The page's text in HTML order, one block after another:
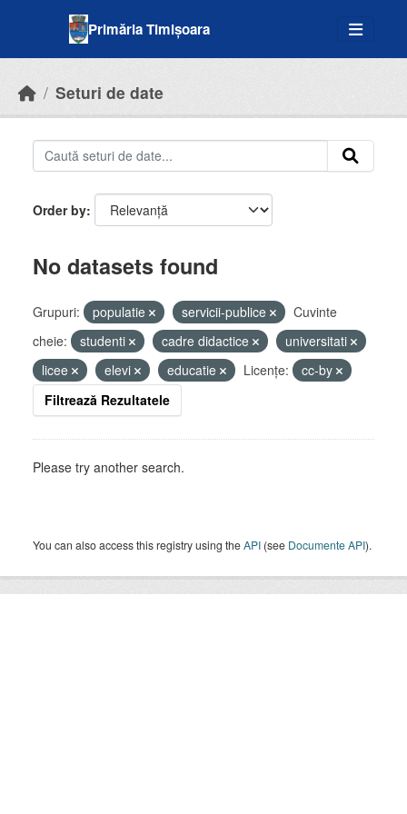
Primăria Timișoara
Seturi de date
Order by
No datasets found
Grupuri: populatie servicii-publice
Cuvinte
cheie:
studenti cadre didactice
universitati
licee
elevi educatie Licenţe:
cc-by
Filtrează Rezultatele
Please try another search.
You can also access this registry using theAPI (see Documente API).